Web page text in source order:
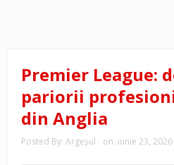
Premier League:
pariorii
din Anglia
Posted By: Argeşul on: iunie 23, 2026